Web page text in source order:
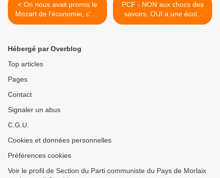
< On nous avait promis le
Mozart de l’économie, c’est
en fait la Castafiore (Ian
PCF - NON aux chocs des
savoirs, OUI à une école
pour l'émancipation >
Hébergé par Overblog
Top articles
Pages
Contact
Signaler un abus
C.G.U.
Cookies et données personnelles
Préférences cookies
Voir le profil de Section du Parti communiste du Pays de Morlaix